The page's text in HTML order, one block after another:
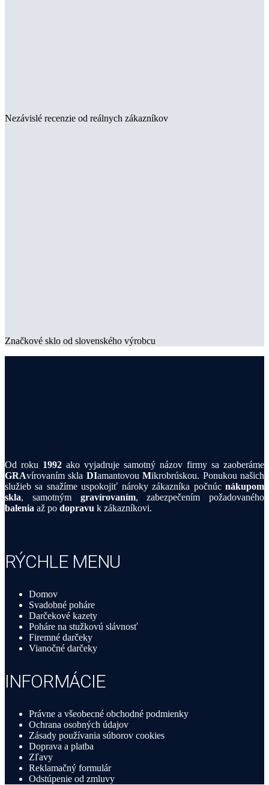
Nezávislé recenzie od reálnych zákazníkov
Značkové sklo od slovenského výrobcu
Od roku 1992 ako vyjadruje samotný názov firmy sa zaoberáme
GRAvírovaním skla DIamantovouMikrobrúskou. Ponukou našich
služieb sa snažíme uspokojiť nároky zákazníka počnúc nákupom
skla, samotným gravírovaním, zabezpečením požadovaného
balenia až po dopravu k zákazníkovi.
RÝCHLE MENU
Domov
Svadobné poháre
Darčekové kazety
Poháre na stužkovú slávnosť
Firemné darčeky
Vianočné darčeky
INFORMÁCIE
Právne a všeobecné obchodné podmienky
Ochrana osobných údajov
Zásady používania súborov cookies
Doprava a platba
Zľavy
Reklamačný formulár
Odstúpenie od zmluvy